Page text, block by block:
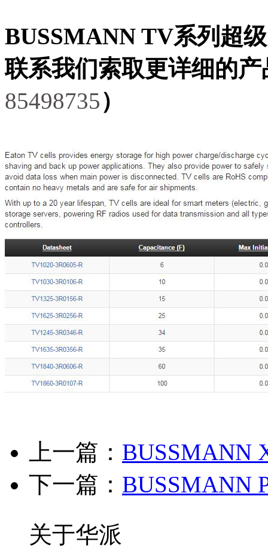
BUSSMANN TV系列超
联系我们索取更详细的
85498735）
上一篇： BUSSMANN
下一篇： BUSSMANN
关于华派